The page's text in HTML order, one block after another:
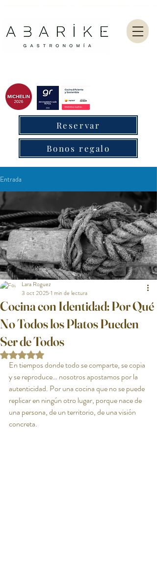
Reservar
Bonos regalo
Entrada
Cocina con Identidad: Por Qué
No Todos los Platos Pueden
Ser de Todos
Lara Roguez
3 oct 2025 1 min de lectura
Obtuvo NaN de 5 estrellas.
En tiempos donde todo se comparte, se copia
y se reproduce… nosotros apostamos por la
autenticidad. Por una cocina que no se puede
replicar en ningún otro lugar, porque nace de
una persona, de un territorio, de una visión
concreta.